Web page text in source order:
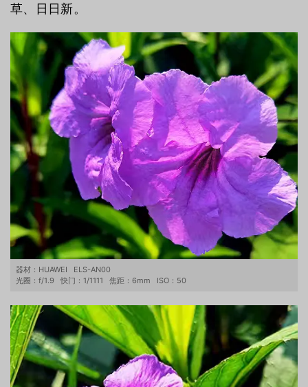
草‌、‌日日新‌。‌‌‌
器材： HUAWEI
ELS-AN00
光圈： f/1.9 快门： 1/1111 焦距： 6mm ISO： 50